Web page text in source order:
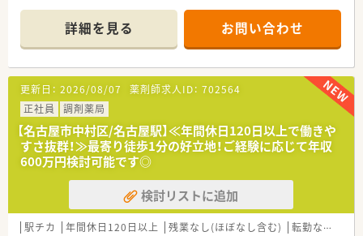
【店舗情報と応需状況について】
■深谷駅から車で5分の立地にあり、内科や外科など幅広い総合
科目を1日あたり約70枚応需している調剤薬局です。
■現在は常勤薬剤師4名と非常勤薬剤師2名に加えて、事務員3名
が在籍しており、無理のない人員体制が整っています。
■総合病院の門前薬局として地域の医療を支えており、多様な処
方箋に触れることで幅広い知識を習得できる環境です
【求人情報について】
■正社員として最大年収650万円までのご相談が可能であり、こ
れまでのご経験やスキルをしっかりと考慮し決定します。
■年間休日120日以上で日曜と祝日がお休みとなっており、オン
とオフの切り替えがしやすくプライベートを大切にできます。
■結婚や転居に伴う入社時期の調整など、求職者様のライフスタ
詳細を見る お問い合わせ
更新日： 2026/08/07 薬剤師求人ID： 702564
正社員
調剤薬局
【名古屋市中村区/名古屋駅】≪年間休日120日以上で働きや
すさ抜群！≫最寄り徒歩1分の好立地！ご経験に応じて年収
600万円検討可能です◎
検討リストに追加
駅チカ 年間休日120日以上 残業なし(ほぼなし含む) 転勤なし